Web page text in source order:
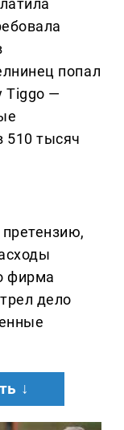
попал
Tiggo —
510 тысяч
фирма
дело
↓